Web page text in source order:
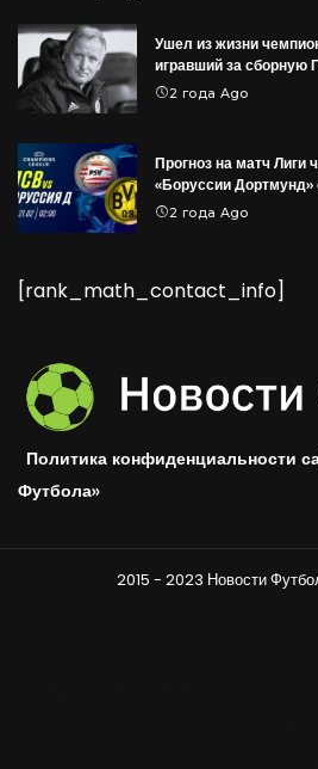
Ушел из жизни
игравший за сборную
2 года Ago
Прогноз на матч Лиги
«Боруссии Дортмунд»
2 года Ago
[rank_math_contact_info]
Политика конфиденциальности
Футбола»
2015 - 2023 Новости